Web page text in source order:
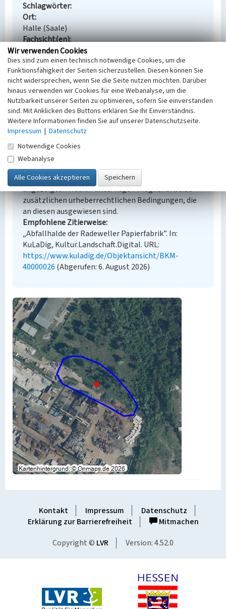
Schlagwörter
Ort
Halle (Saale)
Fachsicht(en)
Denkmalpflege
Erfassungsmaßstab
Keine Angabe
Erfassungsmethode
Übernahme aus externer Fachdatenbank
Empfohlene Zitierweise
Urheberrechtlicher Hinweis
Der hier präsentierte Inhalt steht unter der freien
Lizenz dl-by-de/2.0 (Namensnennung). Die
angezeigten Medien unterliegen möglicherweise
zusätzlichen urheberrechtlichen Bedingungen, die
an diesen ausgewiesen sind.
Empfohlene Zitierweise
„Abfallhalde der Radeweller Papierfabrik”. In:
KuLaDig, Kultur.Landschaft.Digital. URL:
https://www.kuladig.de/Objektansicht/BKM-
40000026 (Abgerufen: 6. August 2026)
Kontakt Impressum
Datenschutz
Erklärung zur Barrierefreiheit
Mitmachen
Copyright © LVR Version: 4.52.0
Wir verwenden Cookies
Dies sind zum einen technisch notwendige Cookies, um die
Funktionsfähigkeit der Seiten sicherzustellen. Diesen können Sie
nicht widersprechen, wenn Sie die Seite nutzen möchten. Darüber
hinaus verwenden wir Cookies für eine Webanalyse, um die
Nutzbarkeit unserer Seiten zu optimieren, sofern Sie einverstanden
sind. Mit Anklicken des Buttons erklären Sie Ihr Einverständnis.
Weitere Informationen finden Sie auf unserer Datenschutzseite.
Impressum | Datenschutz
Notwendige Cookies
Webanalyse